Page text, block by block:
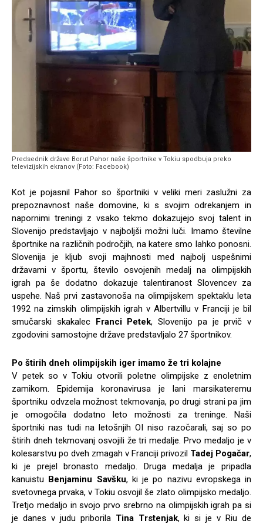
Predsednik države Borut Pahor naše športnike v Tokiu spodbuja preko
televizijskih ekranov (Foto: Facebook)
Kot je pojasnil Pahor so športniki v veliki meri zaslužni za
prepoznavnost naše domovine, ki s svojim odrekanjem in
napornimi treningi z vsako tekmo dokazujejo svoj talent in
Slovenijo predstavljajo v najboljši možni luči. Imamo številne
športnike na različnih področjih, na katere smo lahko ponosni.
Slovenija je kljub svoji majhnosti med najbolj uspešnimi
državami v športu, število osvojenih medalj na olimpijskih
igrah pa še dodatno dokazuje talentiranost Slovencev za
uspehe. Naš prvi zastavonoša na olimpijskem spektaklu leta
1992 na zimskih olimpijskih igrah v Albertvillu v Franciji je bil
smučarski skakalec Franci Petek, Slovenijo pa je prvič v
zgodovini samostojne države predstavljalo 27 športnikov.
Po štirih dneh olimpijskih iger imamo že tri kolajne
V petek so v Tokiu otvorili poletne olimpijske z enoletnim
zamikom. Epidemija koronavirusa je lani marsikateremu
športniku odvzela možnost tekmovanja, po drugi strani pa jim
je omogočila dodatno leto možnosti za treninge. Naši
športniki nas tudi na letošnjih OI niso razočarali, saj so po
štirih dneh tekmovanj osvojili že tri medalje. Prvo medaljo je v
kolesarstvu po dveh zmagah v Franciji privozil Tadej Pogačar,
ki je prejel bronasto medaljo. Druga medalja je pripadla
kanuistu Benjaminu Savšku, ki je po nazivu evropskega in
svetovnega prvaka, v Tokiu osvojil še zlato olimpijsko medaljo.
Tretjo medaljo in svojo prvo srebrno na olimpijskih igrah pa si
je danes v judu priborilaTina Trstenjak, ki si je v Riu de